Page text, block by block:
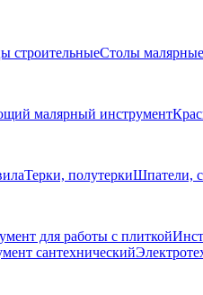
строительныеСтолы
малярный инструмент
Терки, полутеркиШпатели,
для работы с плиткой
сантехнический